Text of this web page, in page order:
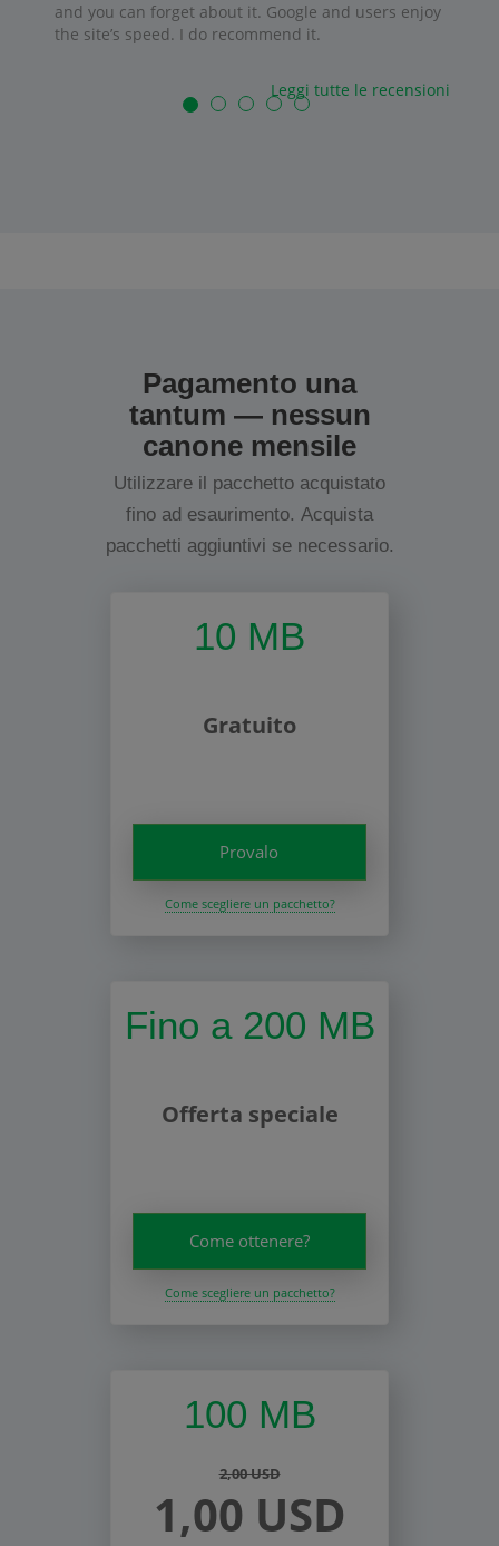
and you can forget about it. Google and users enjoy
the site’s speed. I do recommend it.
Leggi tutte le recensioni
Pagamento una
tantum — nessun
canone mensile
Utilizzare il pacchetto acquistato
fino ad esaurimento. Acquista
pacchetti aggiuntivi se necessario.
10 MB
Gratuito
Provalo
Come scegliere un pacchetto?
Fino a 200 MB
Offerta speciale
Come ottenere?
Come scegliere un pacchetto?
100 MB
2,00 USD
1,00 USD